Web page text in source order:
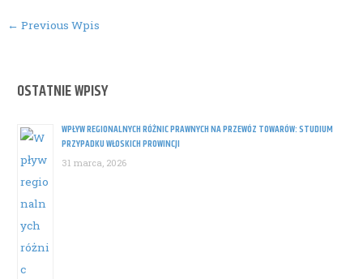
OSTATNIE WPISY
WPŁYW REGIONALNYCH RÓŻNIC PRAWNYCH NA PRZEWÓZ TOWARÓW: STUDIUM
PRZYPADKU WŁOSKICH PROWINCJI
31 marca, 2026
Post
← Previous Wpis